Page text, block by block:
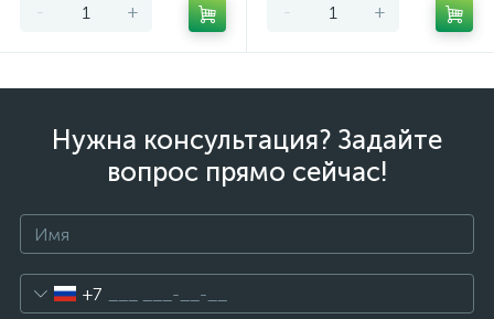
- + - +
Нужна консультация? Задайте
вопрос прямо сейчас!
+7